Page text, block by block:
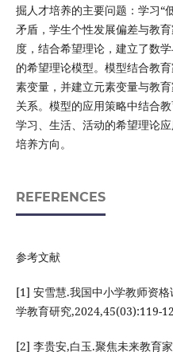
掘人才培养的主要问题：学习“
矛盾，学生个性发展偏差与教
度，结合希望理论，建立了数
的希望理论模型。模型结合教
素变量，并建立元素变量与教
关系。模型的应用策略中结合
学习、生活、活动的希望理论
培养方向。
REFERENCES
参考文献
[1] 安雪慧.我国中小学教师资
学教育研究,2024,45(03):119-
[2] 李贵安,白玉.聚焦未来教育